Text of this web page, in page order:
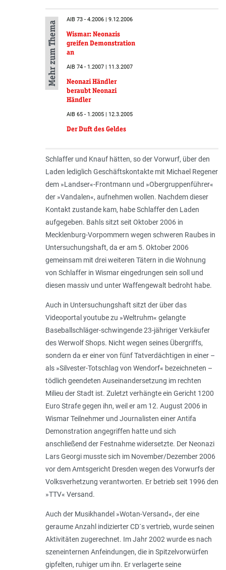
Mehr zum Thema
AIB 73 - 4.2006 | 9.12.2006
Wismar: Neonazis
greifen Demonstration
an
AIB 74 - 1.2007 | 11.3.2007
Neonazi Händler
beraubt Neonazi
Händler
AIB 65 - 1.2005 | 12.3.2005
Der Duft des Geldes
Schlaffer und Knauf hätten, so der Vorwurf, über den
Laden lediglich Geschäftskontakte mit Michael Regener
dem »Landser«-Frontmann und »Obergruppenführer«
der »Vandalen«, aufnehmen wollen. Nachdem dieser
Kontakt zustande kam, habe Schlaffer den Laden
aufgegeben. Bahls sitzt seit Oktober 2006 in
Mecklenburg-Vorpommern wegen schweren Raubes in
Untersuchungshaft, da er am 5. Oktober 2006
gemeinsam mit drei weiteren Tätern in die Wohnung
von Schlaffer in Wismar eingedrungen sein soll und
diesen massiv und unter Waffengewalt bedroht habe.
Auch in Untersuchungshaft sitzt der über das
Videoportal youtube zu »Weltruhm« gelangte
Baseballschläger-schwingende 23-jähriger Verkäufer
des Werwolf Shops. Nicht wegen seines Übergriffs,
sondern da er einer von fünf Tatverdächtigen in einer –
als »Silvester-Totschlag von Wendorf« bezeichneten –
tödlich geendeten Auseinandersetzung im rechten
Milieu der Stadt ist. Zuletzt verhängte ein Gericht 1200
Euro Strafe gegen ihn, weil er am 12. August 2006 in
Wismar Teilnehmer und Journalisten einer Antifa
Demonstration angegriffen hatte und sich
anschließend der Festnahme widersetzte. Der Neonazi
Lars Georgi musste sich im November/Dezember 2006
vor dem Amtsgericht Dresden wegen des Vorwurfs der
Volksverhetzung verantworten. Er betrieb seit 1996 den
»TTV« Versand.
Auch der Musikhandel »Wotan-Versand«, der eine
geraume Anzahl indizierter CD´s vertrieb, wurde seinen
Aktivitäten zugerechnet. Im Jahr 2002 wurde es nach
szeneinternen Anfeindungen, die in Spitzelvorwürfen
gipfelten, ruhiger um ihn. Er verlagerte seine